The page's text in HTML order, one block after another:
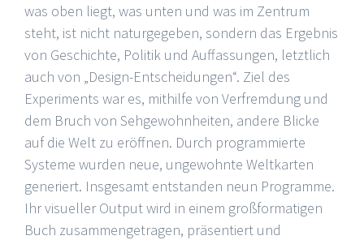
was oben liegt, was unten und was im Zentrum
steht, ist nicht naturgegeben, sondern das Ergebnis
von Geschichte, Politik und Auffassungen, letztlich
auch von „Design-Entscheidungen“. Ziel des
Experiments war es, mithilfe von Verfremdung und
dem Bruch von Sehgewohnheiten, andere Blicke
auf die Welt zu eröffnen. Durch programmierte
Systeme wurden neue, ungewohnte Weltkarten
generiert. Insgesamt entstanden neun Programme.
Ihr visueller Output wird in einem großformatigen
Buch zusammengetragen, präsentiert und